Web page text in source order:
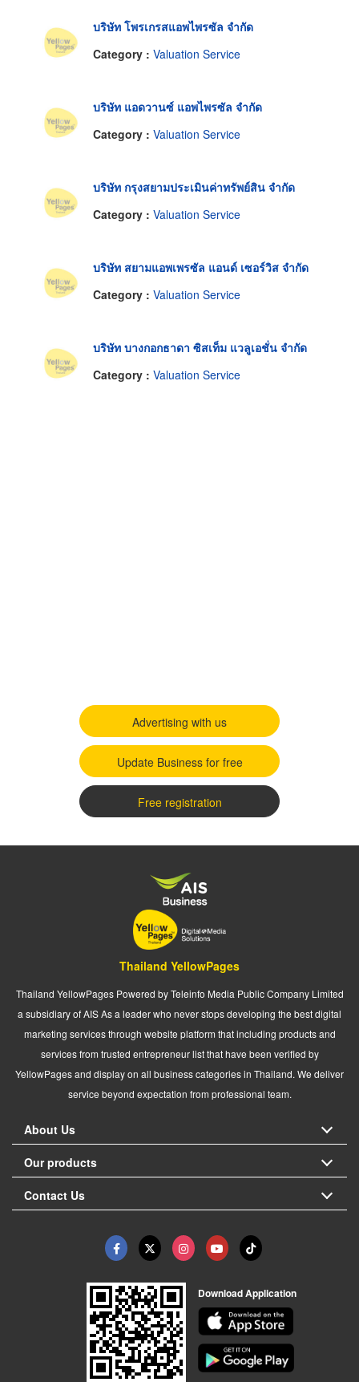
บริษัท โพรเกรสแอพไพรซัล จำกัด
Category : Valuation Service
บริษัท แอดวานซ์ แอพไพรซัล จำกัด
Category : Valuation Service
บริษัท กรุงสยามประเมินค่าทรัพย์สิน จำกัด
Category : Valuation Service
บริษัท สยามแอพเพรซัล แอนด์ เซอร์วิส จำกัด
Category : Valuation Service
บริษัท บางกอกธาดา ซิสเท็ม แวลูเอชั่น จำกัด
Category : Valuation Service
Advertising with us
Update Business for free
Free registration
Thailand YellowPages
Thailand YellowPages Powered by Teleinfo Media Public Company Limited
a subsidiary of AIS As a leader who never stops developing the best digital
marketing services through website platform that including products and
services from trusted entrepreneur list that have been verified by
YellowPages and display on all business categories in Thailand. We deliver
service beyond expectation from professional team.
About Us
Our products
Contact Us
Download Application